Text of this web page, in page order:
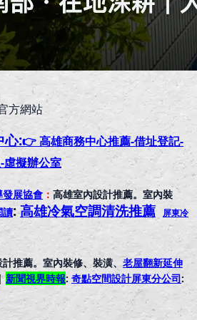
方網站
心:👉 高雄商務中心推薦-借址登記-
虛擬辦公室
展協會 ： 高雄室內設計推薦。室內裝
讀:高雄冷氣空調清洗推薦 屏東冷
推薦。室內裝修、裝潢、老屋翻新延伸
新聞視界時報: 奇點空間設計屏東分公司: